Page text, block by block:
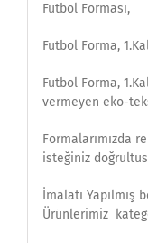
Futbol Forması,
Futbol Forma,
Futbol Forma,
vermeyen eko-
Formalarımızda
isteğiniz
İmalatı Yapılmış
Ürünlerimiz